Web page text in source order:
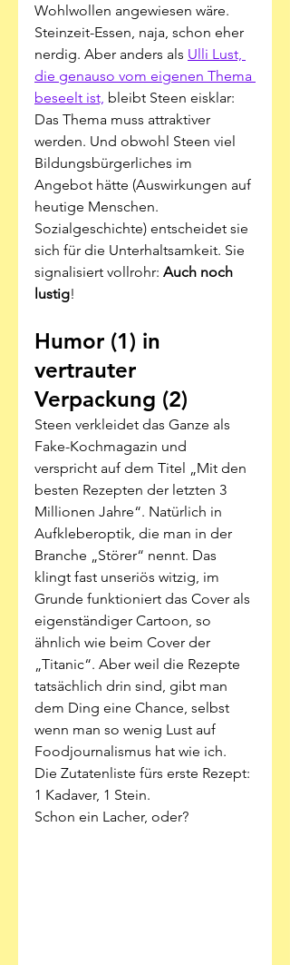
Wohlwollen angewiesen wäre.
Steinzeit-Essen, naja, schon eher
nerdig. Aber anders als Ulli Lust,
die genauso vom eigenen Thema
beseelt ist, bleibt Steen eisklar:
Das Thema muss attraktiver
werden. Und obwohl Steen viel
Bildungsbürgerliches im
Angebot hätte (Auswirkungen auf
heutige Menschen.
Sozialgeschichte) entscheidet sie
sich für die Unterhaltsamkeit. Sie
signalisiert vollrohr: Auch noch
lustig!
Humor (1) in
vertrauter
Verpackung (2)
Steen verkleidet das Ganze als
Fake-Kochmagazin und
verspricht auf dem Titel „Mit den
besten Rezepten der letzten 3
Millionen Jahre“. Natürlich in
Aufkleberoptik, die man in der
Branche „Störer“ nennt. Das
klingt fast unseriös witzig, im
Grunde funktioniert das Cover als
eigenständiger Cartoon, so
ähnlich wie beim Cover der
„Titanic“. Aber weil die Rezepte
tatsächlich drin sind, gibt man
dem Ding eine Chance, selbst
wenn man so wenig Lust auf
Foodjournalismus hat wie ich.
Die Zutatenliste fürs erste Rezept:
1 Kadaver, 1 Stein.
Schon ein Lacher, oder?